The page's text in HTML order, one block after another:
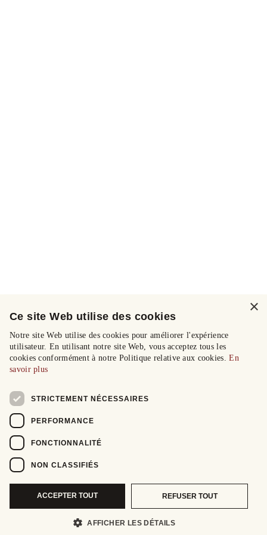
×
Ce site Web utilise des cookies
Notre site Web utilise des cookies pour améliorer l'expérience
utilisateur. En utilisant notre site Web, vous acceptez tous les
cookies conformément à notre Politique relative aux cookies.En
savoir plus
STRICTEMENT NÉCESSAIRES
PERFORMANCE
FONCTIONNALITÉ
NON CLASSIFIÉS
ACCEPTER TOUT REFUSER TOUT
AFFICHER LES DÉTAILS